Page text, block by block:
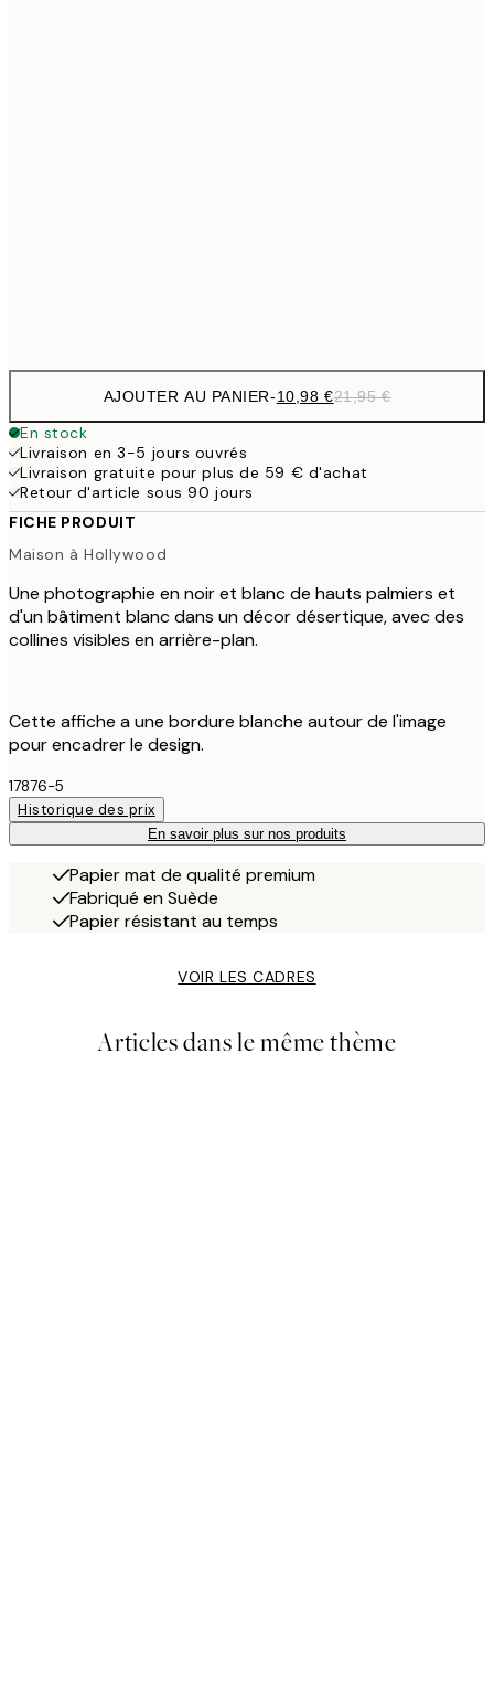
AJOUTER AU PANIER-10,98 €21,95 €
En stock
Livraison en 3-5 jours ouvrés
Livraison gratuite pour plus de 59 € d'achat
Retour d'article sous 90 jours
FICHE PRODUIT
Maison à Hollywood
Une photographie en noir et blanc de hauts palmiers et
d'un bâtiment blanc dans un décor désertique, avec des
collines visibles en arrière-plan.
Cette affiche a une bordure blanche autour de l'image
pour encadrer le design.
17876-5
Historique des prix
En savoir plus sur nos produits
Papier mat de qualité premium
Fabriqué en Suède
Papier résistant au temps
VOIR LES CADRES
Articles dans le même thème